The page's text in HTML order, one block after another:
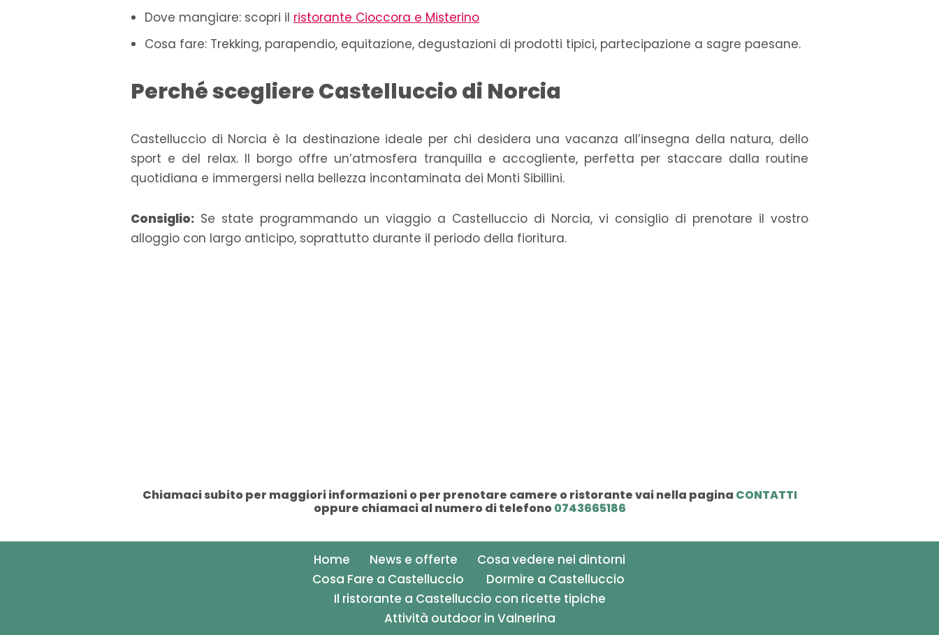
Dove mangiare: scopri il ristorante Cioccora e Misterino
Cosa fare: Trekking, parapendio, equitazione, degustazioni di prodotti tipici, partecipazione a sagre paesane.
Perché scegliere Castelluccio di Norcia
Castelluccio di Norcia è la destinazione ideale per chi desidera una vacanza all’insegna della natura, dello
sport e del relax. Il borgo offre un’atmosfera tranquilla e accogliente, perfetta per staccare dalla routine
quotidiana e immergersi nella bellezza incontaminata dei Monti Sibillini.
Consiglio: Se state programmando un viaggio a Castelluccio di Norcia, vi consiglio di prenotare il vostro
alloggio con largo anticipo, soprattutto durante il periodo della fioritura.
Chiamaci subito per maggiori informazioni o per prenotare camere o ristorante vai nella pagina CONTATTI
oppure chiamaci al numero di telefono0743665186
Home News e offerte
Cosa vedere nei dintorni
Cosa Fare a Castelluccio
Dormire a Castelluccio
Il ristorante a Castelluccio con ricette tipiche
Attività outdoor in Valnerina